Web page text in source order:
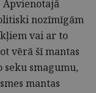
nozīmīgām
vai ar to
vērā šī mantas
smagumu,
mantas